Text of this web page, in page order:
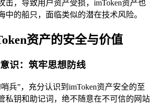
击，导致用户资产受损，imToken资产也
中的船只，面临类似的潜在技术风险。
资产的安全与价值
识：筑牢思想防线
兵”，充分认识到imToken资产安全的至
私钥和助记词，绝不随意在不可信的网站